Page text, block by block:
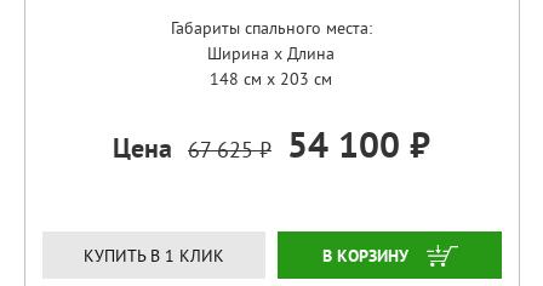
Габариты спального места:
Ширина x Длина
148 см x 203 см
Цена 67 625 ₽ 54 100 ₽
КУПИТЬ В 1 КЛИК ЗАКАЗАТЬ